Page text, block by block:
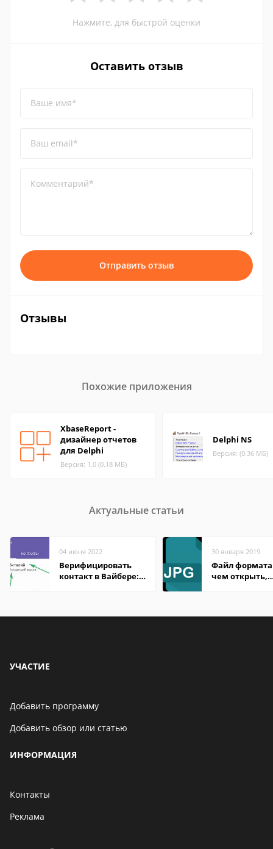
Нажмите, для быстрой оценки
Оставить отзыв
Ваше имя*
Ваш email*
Комментарий*
Отправить отзыв
Отзывы
Похожие приложения
XbaseReport -
дизайнер отчетов
для Delphi
Версия: 1.0 (0.18 МБ)
Delphi NS
Версия: (0.36 МБ)
Актуальные статьи
04 июня 2022
Верифицировать
контакт в Вайбере:
30 января 2019
Файл формата
чем открыть,
УЧАСТИЕ
Добавить программу
Добавить обзор или статью
ИНФОРМАЦИЯ
Контакты
Реклама